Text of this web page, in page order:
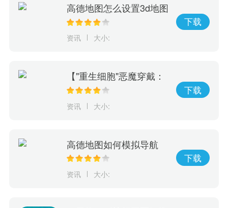
高德地图怎么设置3d地图
设置3d实景导航的方法
资讯 大小:
下载
【"重生细胞"恶魔穿戴：
全攻略，地图之旅】
资讯 大小:
下载
高德地图如何模拟导航
开启模拟导航的方法
资讯 大小:
下载